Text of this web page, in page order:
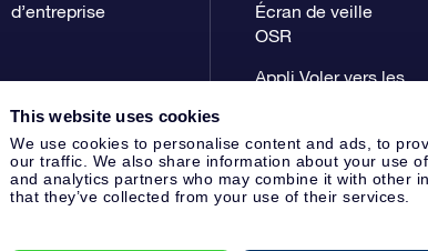
This website uses cookies
We use cookies to personalise content and ads, to
our traffic. We also share information about your use
and analytics partners who may combine it with other
that they’ve collected from your use of their services.
d’entreprise
Écran de veille
OSR
Appli Voler vers les